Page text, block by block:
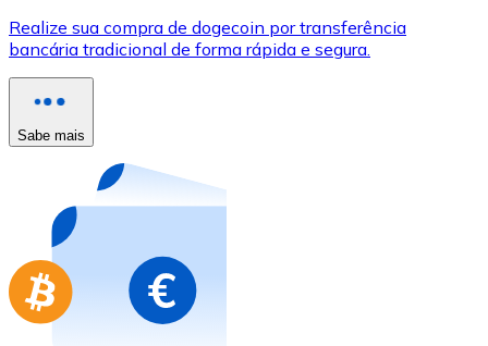
Use cartões Visa e Mastercard para comprar
Comprar com cartão
Compre cartões-presente das suas marcas favoritas
Ir para a loja de cartões-presente
Realize sua compra de dogecoin por transferência
bancária tradicional de forma rápida e segura.
Sabe mais